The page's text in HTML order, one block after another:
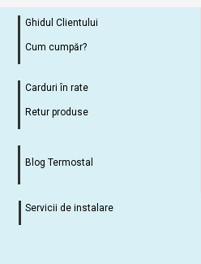
Ghidul Clientului
Cum cumpăr?
Carduri în rate
Retur produse
Blog Termostal
Servicii de instalare